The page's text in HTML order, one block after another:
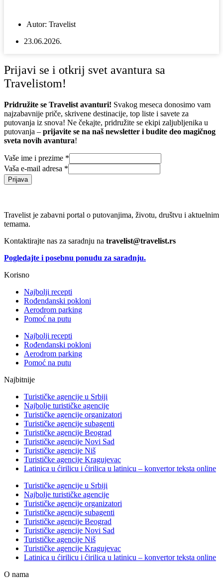
Autor: Travelist
23.06.2026.
Prijavi se i otkrij svet avantura sa
Travelistom!
Pridružite se Travelist avanturi! Svakog meseca donosimo vam
najzabavnije priče, skrivene destinacije, top liste i savete za
putovanja iz snova! Ne čekajte, pridružite se ekipi zaljubljenika u
putovanja – prijavite se na naš newsletter i budite deo magičnog
sveta novih avantura!
Vaše ime i prezime *
Vaša e-mail adresa *
Prijava
Travelist je zabavni portal o putovanjima, životu, društvu i aktuelnim
temama.
Kontaktirajte nas za saradnju na travelist@travelist.rs
Pogledajte i posebnu ponudu za saradnju.
Korisno
Najbolji recepti
Rođendanski pokloni
Aerodrom parking
Pomoć na putu
Najbolji recepti
Rođendanski pokloni
Aerodrom parking
Pomoć na putu
Najbitnije
Turističke agencije u Srbiji
Najbolje turističke agencije
Turističke agencije organizatori
Turističke agencije subagenti
Turističke agencije Beograd
Turističke agencije Novi Sad
Turističke agencije Niš
Turističke agencije Kragujevac
Latinica u ćirilicu i ćirilica u latinicu – konvertor teksta online
Turističke agencije u Srbiji
Najbolje turističke agencije
Turističke agencije organizatori
Turističke agencije subagenti
Turističke agencije Beograd
Turističke agencije Novi Sad
Turističke agencije Niš
Turističke agencije Kragujevac
Latinica u ćirilicu i ćirilica u latinicu – konvertor teksta online
O nama